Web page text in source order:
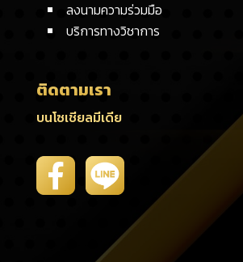
ลงนามความร่วมมือ
บริการทางวิชาการ
ติดตามเรา
บนโซเชียลมีเดีย